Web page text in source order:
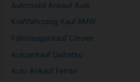
Automobil Ankauf Audi
Kraftfahrzeug Kauf BMW
Fahrzeugankauf Citroen
Autoankauf Daihatsu
Auto Ankauf Ferrari